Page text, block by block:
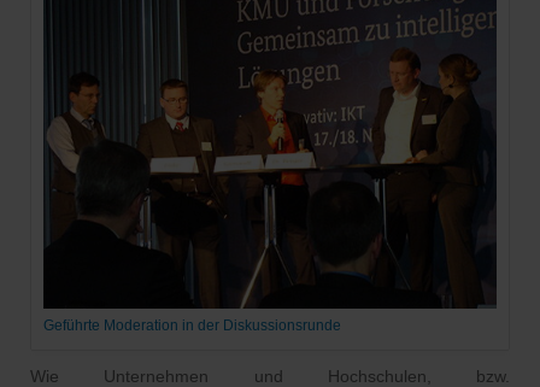
Geführte Moderation in der Diskussionsrunde
Wie Unternehmen und Hochschulen, bzw.